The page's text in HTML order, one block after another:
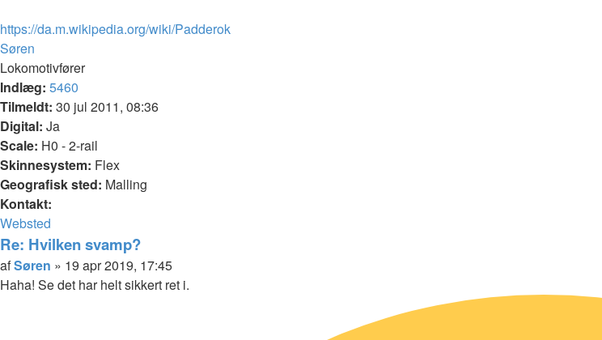
https://da.m.wikipedia.org/wiki/Padderok
Top
Søren
Lokomotivfører
Indlæg: 5460
Tilmeldt: 30 jul 2011, 08:36
Digital: Ja
Scale: H0 - 2-rail
Skinnesystem: Flex
Geografisk sted: Malling
Kontakt:
Kontakt
Søren
Websted
Re: Hvilken svamp?
Citer
Indlæg
afSøren » 19 apr 2019, 17:45
Haha! Se det har helt sikkert ret i.